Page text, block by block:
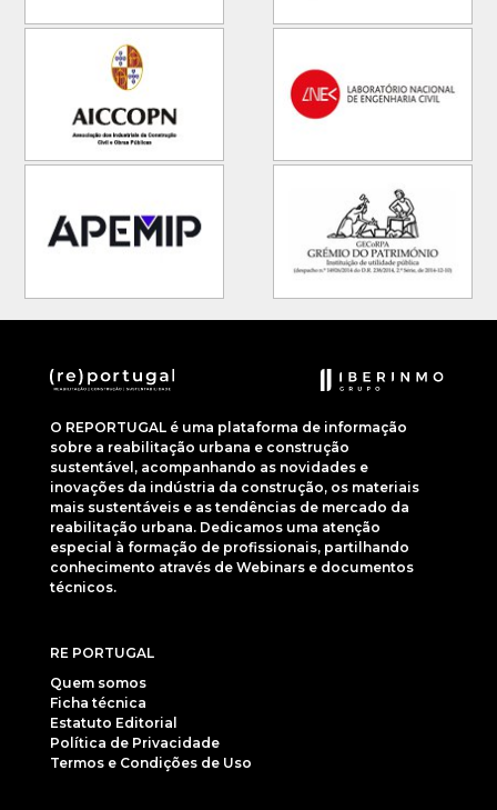
O REPORTUGAL é uma plataforma de informação
sobre a reabilitação urbana e construção
sustentável, acompanhando as novidades e
inovações da indústria da construção, os materiais
mais sustentáveis e as tendências de mercado da
reabilitação urbana. Dedicamos uma atenção
especial à formação de profissionais, partilhando
conhecimento através de Webinars e documentos
técnicos.
RE PORTUGAL
Quem somos
Ficha técnica
Estatuto Editorial
Política de Privacidade
Termos e Condições de Uso